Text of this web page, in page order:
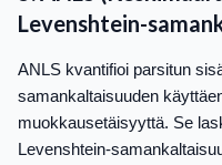
Levenshtein-
ANLS kvantifioi parsitun
samankaltaisuuden
muokkausetäisyyttä. Se
Levenshtein-